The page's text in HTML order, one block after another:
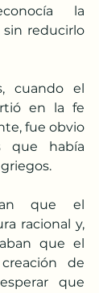
la
reducirlo
cuando el
en la fe
fue obvio
que había
que el
racional y,
que el
de
que